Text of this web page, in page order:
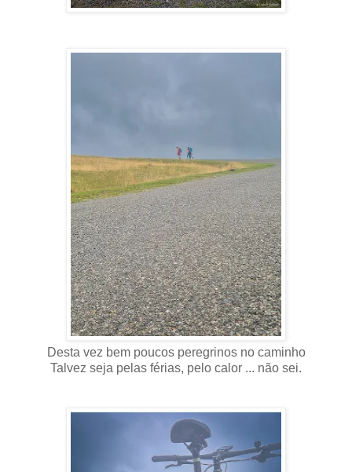
Desta vez bem poucos peregrinos no caminho
Talvez seja pelas férias, pelo calor ... não sei.